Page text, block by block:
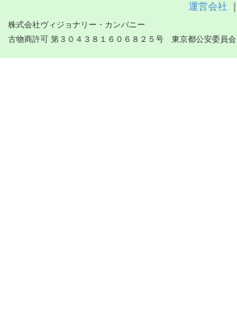
運営会社
株式会社ヴィジョナリー・カンパニー
古物商許可 第３０４３８１６０６８２５号 東京都公安委員会